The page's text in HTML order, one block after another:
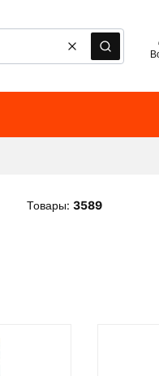
ОчиститьПоиск
Товары: 3589